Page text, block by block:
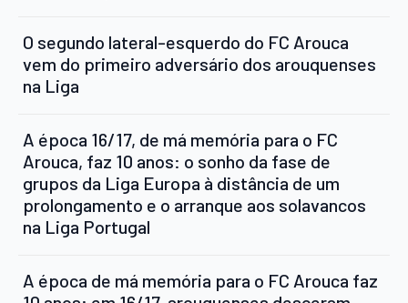
O segundo lateral-esquerdo do FC Arouca
vem do primeiro adversário dos arouquenses
na Liga
A época 16/17, de má memória para o FC
Arouca, faz 10 anos: o sonho da fase de
grupos da Liga Europa à distância de um
prolongamento e o arranque aos solavancos
na Liga Portugal
A época de má memória para o FC Arouca faz